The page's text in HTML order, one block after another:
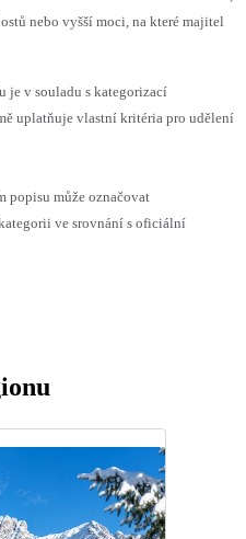
nebo vyšší moci, na které majitel
je v souladu s kategorizací
uplatňuje vlastní kritéria pro udělení
popisu může označovat
ve srovnání s oficiální